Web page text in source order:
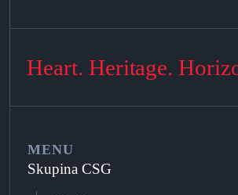
Heart. Heritage.
MENU
Skupina CSG